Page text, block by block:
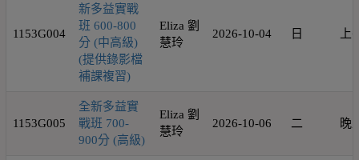
1153G004
新多益實戰
班 600-800
分 (中高級)
(提供錄影檔
補課複習)
Eliza 劉
慧玲
2026-10-04 日 上
1153G005
全新多益實
戰班 700-
900分 (高級)
Eliza 劉
慧玲
2026-10-06 二 晚